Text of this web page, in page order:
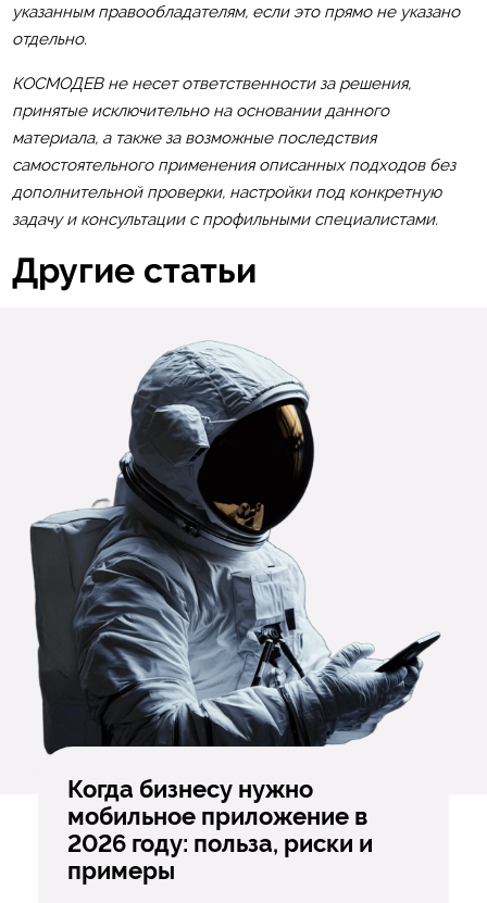
указанным правообладателям, если это прямо не указано
отдельно.
КОСМОДЕВ не несет ответственности за решения,
принятые исключительно на основании данного
материала, а также за возможные последствия
самостоятельного применения описанных подходов без
дополнительной проверки, настройки под конкретную
задачу и консультации с профильными специалистами.
Другие статьи
Когда бизнесу нужно
мобильное приложение в
2026 году: польза, риски и
примеры